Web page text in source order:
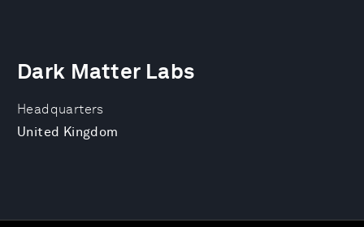
Headquarters
United Kingdom
Dark Matter Labs